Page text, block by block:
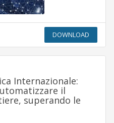
DOWNLOAD
Internazionale:
il
superando le